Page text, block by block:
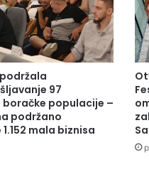
97
populacije –
podržano
mala biznisa